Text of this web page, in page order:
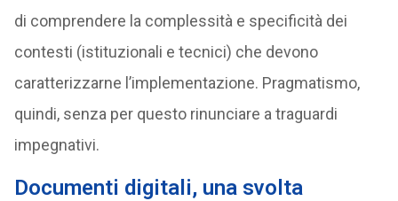
di comprendere la complessità e specificità dei
contesti (istituzionali e tecnici) che devono
caratterizzarne l’implementazione. Pragmatismo,
quindi, senza per questo rinunciare a traguardi
impegnativi.
Documenti digitali, una svolta